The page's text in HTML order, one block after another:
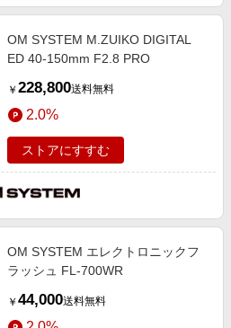
ン
OM SYSTEM M.ZUIKO DIGITAL
ED 40-150mm F2.8 PRO
￥ 228,800送料無料
2.0%
ストアにすすむ
OM SYSTEM エレクトロニックフ
ラッシュ FL-700WR
￥ 44,000送料無料